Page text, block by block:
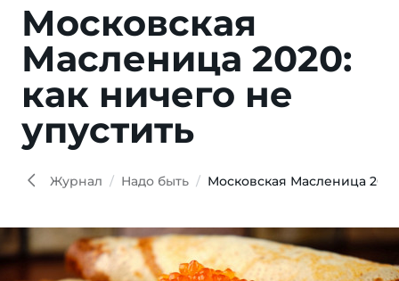
Московская
Масленица 2020:
как ничего не
упустить
Журнал Надо быть Московская Масленица